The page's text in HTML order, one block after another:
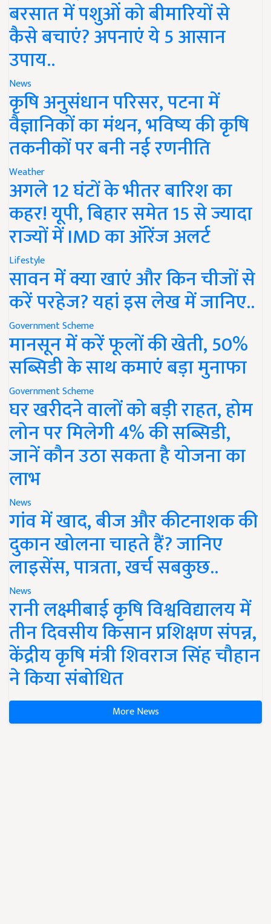
बरसात में पशुओं को बीमारियों से
कैसे बचाएं? अपनाएं ये 5 आसान
उपाय..
News
कृषि अनुसंधान परिसर, पटना में
वैज्ञानिकों का मंथन, भविष्य की कृषि
तकनीकों पर बनी नई रणनीति
Weather
अगले 12 घंटों के भीतर बारिश का
कहर! यूपी, बिहार समेत 15 से ज्यादा
राज्यों में IMD का ऑरेंज अलर्ट
Lifestyle
सावन में क्या खाएं और किन चीजों से
करें परहेज? यहां इस लेख में जानिए..
Government Scheme
मानसून में करें फूलों की खेती, 50%
सब्सिडी के साथ कमाएं बड़ा मुनाफा
Government Scheme
घर खरीदने वालों को बड़ी राहत, होम
लोन पर मिलेगी 4% की सब्सिडी,
जानें कौन उठा सकता है योजना का
लाभ
News
गांव में खाद, बीज और कीटनाशक की
दुकान खोलना चाहते हैं? जानिए
लाइसेंस, पात्रता, खर्च सबकुछ..
News
रानी लक्ष्मीबाई कृषि विश्वविद्यालय में
तीन दिवसीय किसान प्रशिक्षण संपन्न,
केंद्रीय कृषि मंत्री शिवराज सिंह चौहान
ने किया संबोधित
More News